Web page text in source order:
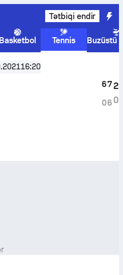
Tətbiqi endir
Basketbol Tennis
Buzüstü
02A,1/32 mərhələ
16:20
6
0
7
6
2
0